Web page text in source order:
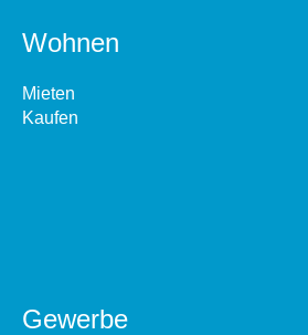
Wohnen
Mieten
Kaufen
Gewerbe